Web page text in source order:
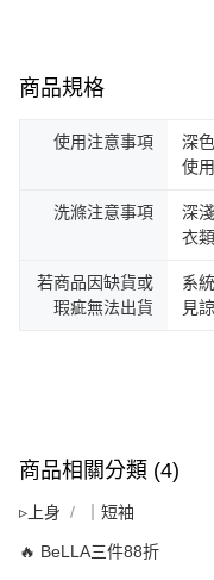
商品規格
使用注意事項
深
使
洗滌注意事項
深
衣
若商品因缺貨或
瑕疵無法出貨
系
見
商品相關分類 (4)
▹上身 ｜短袖
🔥 BeLLA三件88折